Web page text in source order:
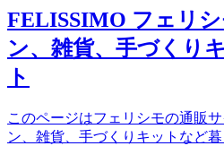
FELISSIMO フェリ
ン、雑貨、手づくり
ト
このページはフェリシモの通販
ン、雑貨、手づくりキットなど